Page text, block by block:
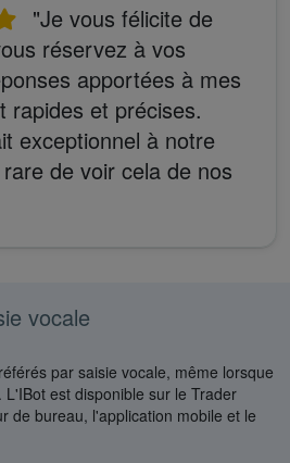
"Je vous félicite de
réservez à vos
apportées à mes
rapides et précises.
exceptionnel à notre
de voir cela de nos
vocale
par saisie vocale, même lorsque
est disponible sur le Trader
de bureau, l'application mobile et le